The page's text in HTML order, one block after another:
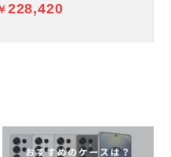
228,420